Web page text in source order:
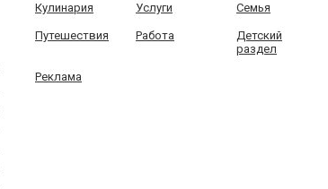
Кулинария Услуги Семья
Путешествия Работа
Детский
раздел
Реклама